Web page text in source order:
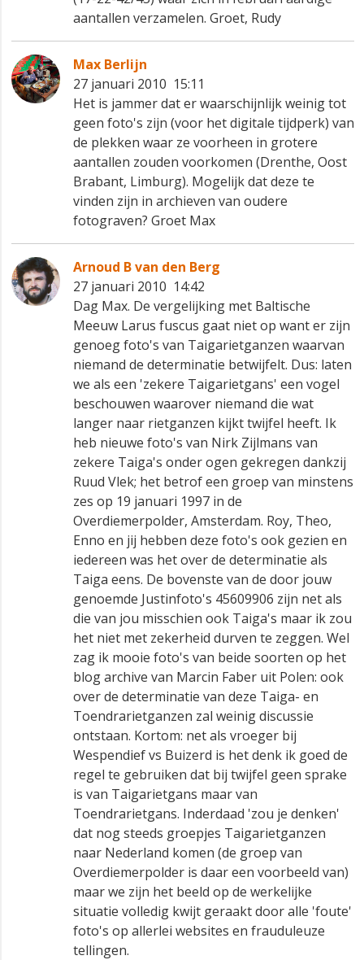
aantallen verzamelen. Groet, Rudy
Max Berlijn
27 januari 2010 15:11
Het is jammer dat er waarschijnlijk weinig tot
geen foto's zijn (voor het digitale tijdperk) van
de plekken waar ze voorheen in grotere
aantallen zouden voorkomen (Drenthe, Oost
Brabant, Limburg). Mogelijk dat deze te
vinden zijn in archieven van oudere
fotograven? Groet Max
Arnoud B van den Berg
27 januari 2010 14:42
Dag Max. De vergelijking met Baltische
Meeuw Larus fuscus gaat niet op want er zijn
genoeg foto's van Taigarietganzen waarvan
niemand de determinatie betwijfelt. Dus: laten
we als een 'zekere Taigarietgans' een vogel
beschouwen waarover niemand die wat
langer naar rietganzen kijkt twijfel heeft. Ik
heb nieuwe foto's van Nirk Zijlmans van
zekere Taiga's onder ogen gekregen dankzij
Ruud Vlek; het betrof een groep van minstens
zes op 19 januari 1997 in de
Overdiemerpolder, Amsterdam. Roy, Theo,
Enno en jij hebben deze foto's ook gezien en
iedereen was het over de determinatie als
Taiga eens. De bovenste van de door jouw
genoemde Justinfoto's 45609906 zijn net als
die van jou misschien ook Taiga's maar ik zou
het niet met zekerheid durven te zeggen. Wel
zag ik mooie foto's van beide soorten op het
blog archive van Marcin Faber uit Polen: ook
over de determinatie van deze Taiga- en
Toendrarietganzen zal weinig discussie
ontstaan. Kortom: net als vroeger bij
Wespendief vs Buizerd is het denk ik goed de
regel te gebruiken dat bij twijfel geen sprake
is van Taigarietgans maar van
Toendrarietgans. Inderdaad 'zou je denken'
dat nog steeds groepjes Taigarietganzen
naar Nederland komen (de groep van
Overdiemerpolder is daar een voorbeeld van)
maar we zijn het beeld op de werkelijke
situatie volledig kwijt geraakt door alle 'foute'
foto's op allerlei websites en frauduleuze
tellingen.